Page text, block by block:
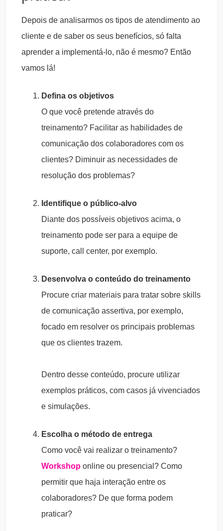
Depois de analisarmos os tipos de atendimento ao
cliente e de saber os seus benefícios, só falta
aprender a implementá-lo, não é mesmo? Então
vamos lá!
Defina os objetivos
O que você pretende através do
treinamento? Facilitar as habilidades de
comunicação dos colaboradores com os
clientes? Diminuir as necessidades de
resolução dos problemas?
Identifique o público-alvo
Diante dos possíveis objetivos acima, o
treinamento pode ser para a equipe de
suporte, call center, por exemplo.
Desenvolva o conteúdo do treinamento
Procure criar materiais para tratar sobre skills
de comunicação assertiva, por exemplo,
focado em resolver os principais problemas
que os clientes trazem.
Dentro desse conteúdo, procure utilizar
exemplos práticos, com casos já vivenciados
e simulações.
Escolha o método de entrega
Como você vai realizar o treinamento?
Workshop online ou presencial? Como
permitir que haja interação entre os
colaboradores? De que forma podem
praticar?